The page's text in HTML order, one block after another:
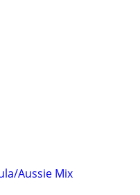
Aussie Mix